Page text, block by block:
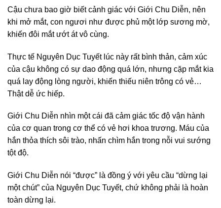
Cậu chưa bao giờ biết cảnh giác với Giới Chu Diễn, nên
khi mở mắt, con ngươi như được phủ một lớp sương mờ,
khiến đôi mắt ướt át vô cùng.
Thực tế Nguyên Dục Tuyết lúc này rất bình thản, cảm xúc
của cậu không có sự dao động quá lớn, nhưng cặp mắt kia
quá lay động lòng người, khiến thiếu niên trông có vẻ…
Thật dễ ức hiếp.
Giới Chu Diễn nhìn một cái đã cảm giác tốc độ vận hành
của cơ quan trong cơ thể có vẻ hơi khoa trương. Máu của
hắn thỏa thích sôi trào, nhấn chìm hắn trong nỗi vui sướng
tột độ.
Giới Chu Diễn nói “được” là đồng ý với yêu cầu “dừng lại
một chút” của Nguyên Dục Tuyết, chứ không phải là hoàn
toàn dừng lại.